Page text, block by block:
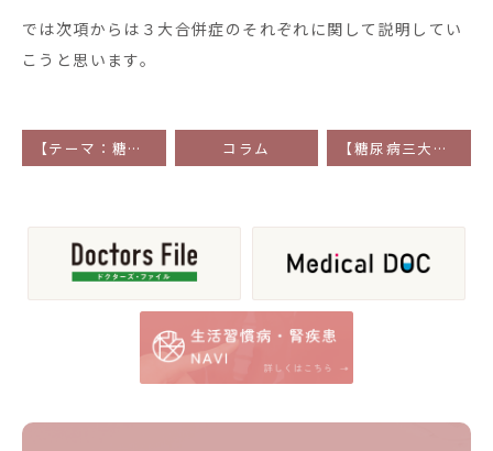
では次項からは３大合併症のそれぞれに関して説明してい
こうと思います。
【テーマ：糖尿病】 ① 本当に怖いのは『合併症』 コラム 【糖尿病三大合併症（各論）】 ③ 糖尿病性神経症について